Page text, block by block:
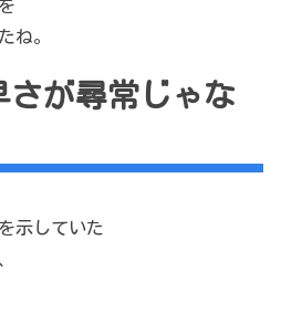
ね。
さが尋常じゃな
示していた